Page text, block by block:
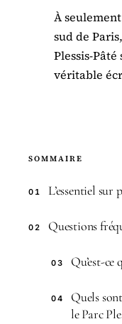
À
sud de
Plessis-
véritable
SOMMAIRE
01 L’essentiel sur
02 Questions
03 Qu’est-ce
04
Quels
le Parc